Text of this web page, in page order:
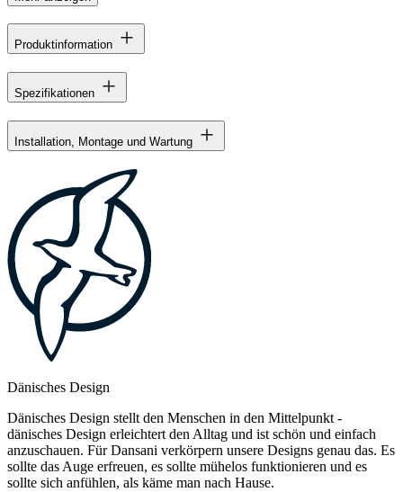
Produktinformation
Spezifikationen
Installation, Montage und Wartung
Dänisches Design
Dänisches Design stellt den Menschen in den Mittelpunkt -
dänisches Design erleichtert den Alltag und ist schön und einfach
anzuschauen. Für Dansani verkörpern unsere Designs genau das. Es
sollte das Auge erfreuen, es sollte mühelos funktionieren und es
sollte sich anfühlen, als käme man nach Hause.